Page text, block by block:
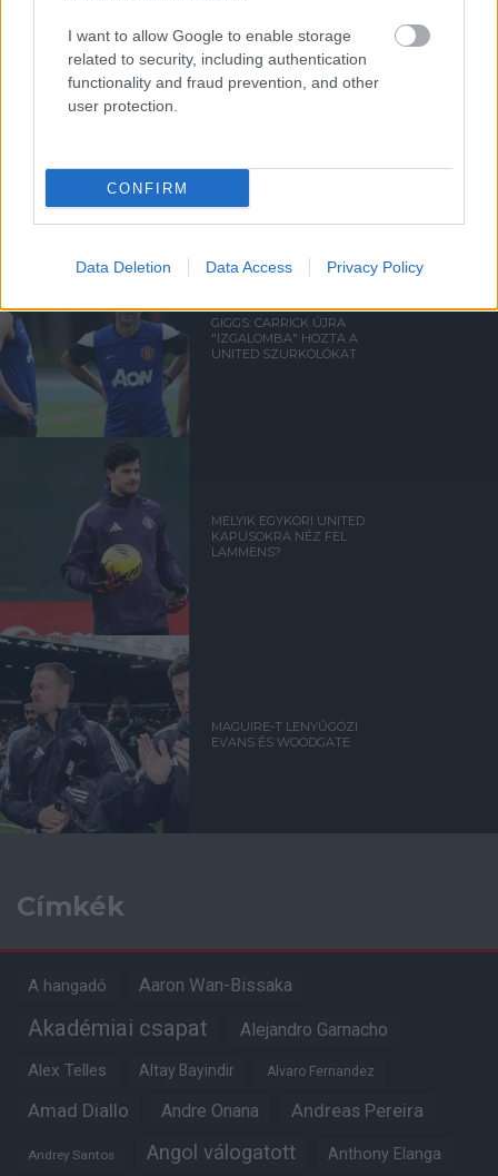
I want to allow Google to enable storage
related to security, including authentication
functionality and fraud prevention, and other
user protection.
CONFIRM
Data Deletion Data Access Privacy Policy
GIGGS: CARRICK ÚJRA
"IZGALOMBA" HOZTA A
UNITED SZURKOLÓKAT
MELYIK EGYKORI UNITED
KAPUSOKRA NÉZ FEL
LAMMENS?
MAGUIRE-T LENYŰGÖZI
EVANS ÉS WOODGATE
Címkék
A hangadó Aaron Wan-Bissaka
Akadémiai csapat Alejandro Garnacho
Alex Telles Altay Bayindir Alvaro Fernandez
Amad Diallo Andre Onana Andreas Pereira
Andrey Santos Angol válogatott Anthony Elanga